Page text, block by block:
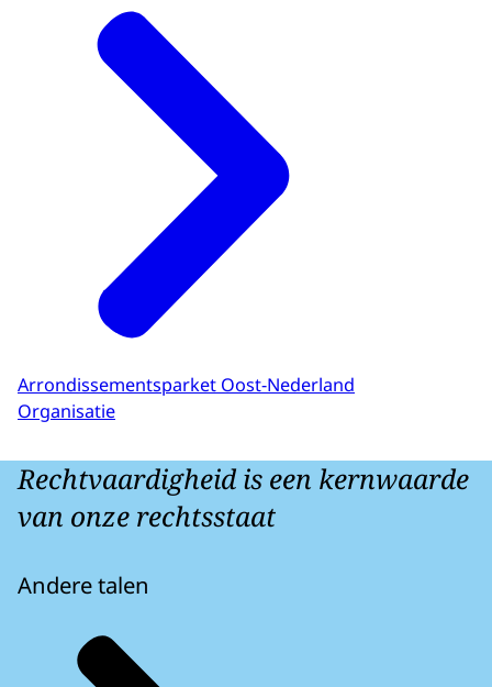
Arrondissementsparket Oost-Nederland
Organisatie
Rechtvaardigheid is een kernwaarde
van onze rechtsstaat
Andere talen